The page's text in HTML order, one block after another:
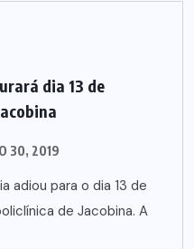
dia 13 de
30, 2019
adiou para o dia 13 de
de Jacobina. A